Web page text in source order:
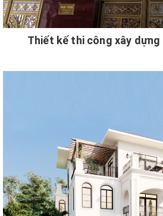
Thiết kế thi công xây dựng